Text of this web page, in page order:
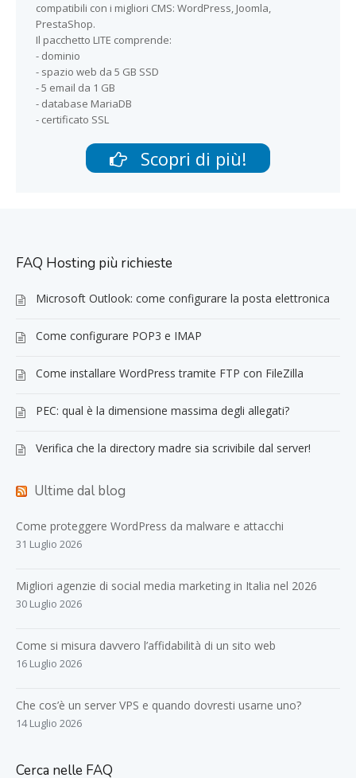
compatibili con i migliori CMS: WordPress, Joomla,
PrestaShop.
Il pacchetto LITE comprende:
- dominio
- spazio web da 5 GB SSD
- 5 email da 1 GB
- database MariaDB
- certificato SSL
Scopri di più!
FAQ Hosting più richieste
Microsoft Outlook: come configurare la posta elettronica
Come configurare POP3 e IMAP
Come installare WordPress tramite FTP con FileZilla
PEC: qual è la dimensione massima degli allegati?
Verifica che la directory madre sia scrivibile dal server!
Ultime dal blog
Come proteggere WordPress da malware e attacchi
31 Luglio 2026
Migliori agenzie di social media marketing in Italia nel 2026
30 Luglio 2026
Come si misura davvero l’affidabilità di un sito web
16 Luglio 2026
Che cos’è un server VPS e quando dovresti usarne uno?
14 Luglio 2026
Cerca nelle FAQ